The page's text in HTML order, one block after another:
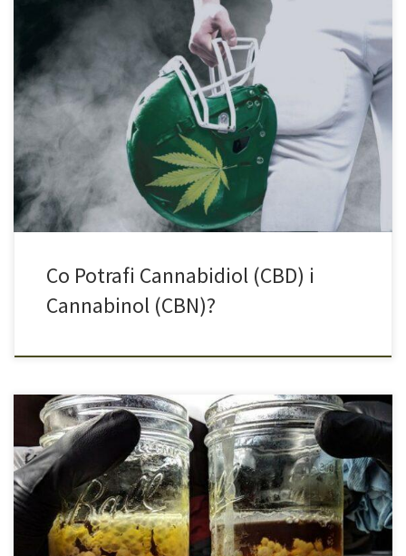
Nowe Badania Naukowe Nad Marihuaną Od dawna wiadomo, że
różne substancje czynne występujące w konopiach indyjskich
wywołują nie tylko efekty odurzające. Zwłaszcza
niepsychoaktywny kannabidiol (CBD) stał się w ostatnich latach
środkiem, o którym mówi się, że wywołuje pozytywne efekty w
wielu dziedzinach. Badania naukowe nad epilepsją czy chorobą
Alzheimera niejednokrotnie […]
Co Potrafi Cannabidiol (CBD) i
Cannabinol (CBN)?
Wysokoskoncentrowane Ekstrakty Konopne Diamenty, szafiry,
rubiny, szmaragdy… Fascynacja kamieniami szlachetnymi i z
pewnością wyjaśnia też rosnącą popularność diamentów THCA. Są
to ekstrakty z konopi, które nie tylko pięknie wyglądają, ale
również mają ogromną moc i intensywny aromat. Koncentraty z
konopi indyjskich mogą się bardzo różnić pod względem